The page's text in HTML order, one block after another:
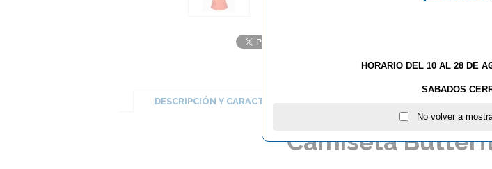
DESCRIPCIÓN Y CARACTERÍSTICAS
Camiseta
HORARIO DEL 10 AL 28 DE
SABADOS
No volver a